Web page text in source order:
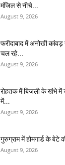
मंजिल से नीचे...
August 9, 2026
फरीदाबाद में अनोखी
चल रहे...
August 9, 2026
रोहतक में बिजली के खंभे में
में...
August 9, 2026
गुरुग्राम में होमगार्ड के बेटे
August 9, 2026